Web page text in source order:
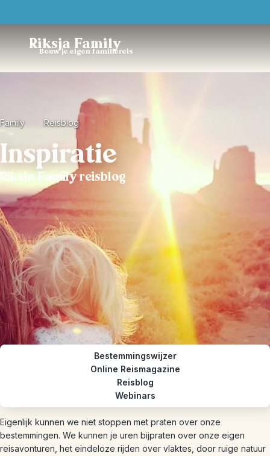
Riksja Family
Bouw je eigen familiereis
Family Reisblog
Inspiratie
Riksja Family reisblog
Bestemmingswijzer
Online Reismagazine
Reisblog
Webinars
Eigenlijk kunnen we niet stoppen met praten over onze
bestemmingen. We kunnen je uren bijpraten over onze eigen
reisavonturen, het eindeloze rijden over vlaktes, door ruige natuur